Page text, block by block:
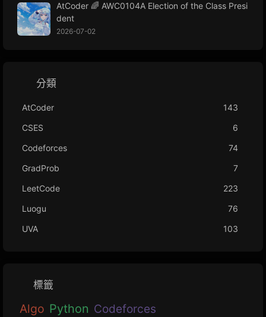
AtCoder 🌈 AWC0104A Election of the Class Presi
dent
2026-07-02
分類
AtCoder
143
CSES
6
Codeforces
74
GradProb
7
LeetCode
223
Luogu
76
UVA
103
標籤
Algo Python Codeforces